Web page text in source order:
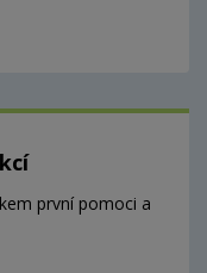
první pomoci a